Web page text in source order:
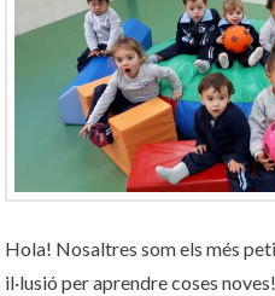
Hola! Nosaltres som els més
il·lusió per aprendre coses